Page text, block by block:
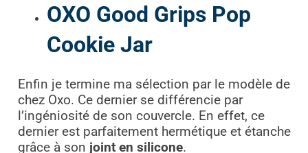
OXO Good Grips Pop
Cookie Jar
Enfin je termine ma sélection par le modèle de
chez Oxo. Ce dernier se différencie par
l’ingéniosité de son couvercle. En effet, ce
dernier est parfaitement hermétique et étanche
grâce à son joint en silicone.